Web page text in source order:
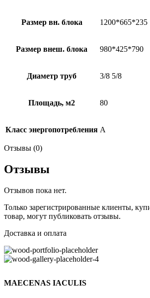
Размер вн. блока 1200*665*235
Размер внеш. блока 980*425*790
Диаметр труб 3/8 5/8
Площадь, м2 80
Класс энергопотребления А
Отзывы (0)
Отзывы
Отзывов пока нет.
Только зарегистрированные клиенты,
товар, могут публиковать отзывы.
Доставка и оплата
MAECENAS IACULIS